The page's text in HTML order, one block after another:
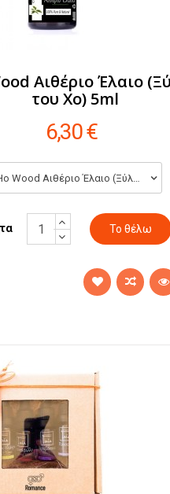
Αιθέριο Έλαιο
του Χο) 5ml
6,30 €
Ho Wood Αιθέριο Έλαιο (Ξύλο του Χο) 5ml (6,30 €)